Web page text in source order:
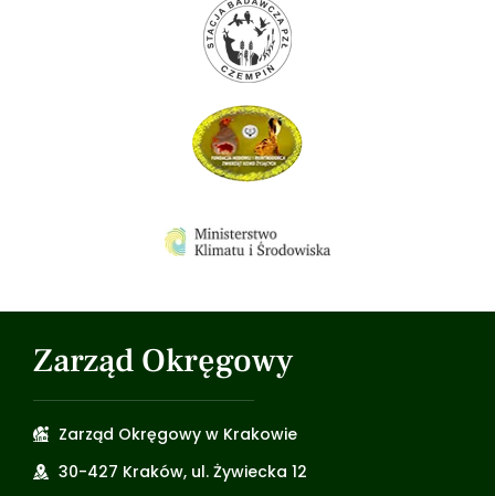
Zarząd Okręgowy
Zarząd Okręgowy w Krakowie
30-427 Kraków, ul. Żywiecka 12